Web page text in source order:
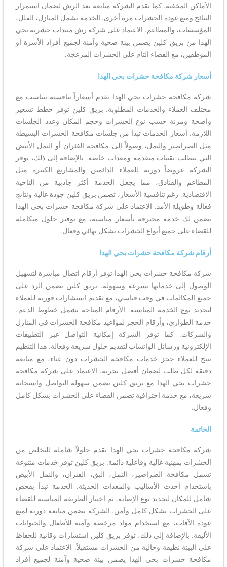
الأماكن المخفية. كما تقدم الشركة متابعة بعد الرش لضمان استمرار
النتائج ومنع عودة الحشرات مرة أخرى. الخدمة تشمل المنازل، الفلل،
المؤسسات، والمطاعم. الاعتماد على شركة رش مبيدات حشرية بحي
الهدا من بريق كلين يضمن بيئة صحية وآمنة لجميع أفراد الأسرة أو
الموظفين، مع القضاء التام على الحشرات المزعجة.
أسعار شركة مكافحة حشرات بحي الهدا
شركة مكافحة حشرات بحي الهدا تقدم أسعاراً تنافسية تتناسب مع
مختلف العملاء والخدمات المطلوبة. بريق كلين توفر خطط تسعير
واضحة ومرنة حسب نوع الحشرات وحجم المكان وعدد الجلسات
اللازمة. أسعار الخدمات تبدأ من جلسات مكافحة الحشرات البسيطة
مثل الصراصير والنمل، وصولاً إلى مكافحة الفئران أو النمل الأبيض
التي تتطلب تقنيات متقدمة ومعدات خاصة. بالإضافة إلى ذلك، توفر
الشركة عروضاً دورية للعملاء الدائمين والمشاريع الكبيرة مثل
المطاعم والفنادق، مما يجعل الخدمة أكثر جاذبية من الناحية
الاقتصادية. رغم تنافسية الأسعار، تضمن بريق كلين جودة عالية ونتائج
فعالة وطويلة الأمد. الاعتماد على شركة مكافحة حشرات بحي الهدا
يضمن لك خدمة محترفة بأسعار مناسبة، مع توفير حلول متكاملة
للقضاء على جميع أنواع الحشرات بشكل نهائي وفعال.
أرقام شركة مكافحة حشرات بحي الهدا
شركة مكافحة حشرات بحي الهدا توفر أرقام اتصال مباشرة لتسهيل
الوصول إلى خدماتها بسرعة وسهولة. بريق كلين تضمن الرد على
جميع المكالمات في وقت قياسي، مع تقديم استشارات فورية للعملاء
لتحديد نوع الخدمة المناسبة. الأرقام المتاحة تشمل خطوط الدعم،
خدمة الطوارئ، وأرقام الحجز لمواعيد مكافحة الحشرات في المنازل
والشركات. كما توفر الشركة إمكانية التواصل عبر التطبيقات
الإلكترونية ورسائل الواتساب لتقديم حلول سريعة وفعالة. هذا التنظيم
يتيح للعملاء حجز خدمات مكافحة الحشرات دون عناء، مع متابعة
دقيقة لكل طلب لضمان أفضل تجربة. الاعتماد على شركة مكافحة
حشرات بحي الهدا مع بريق كلين يضمن سهولة التواصل واستجابة
سريعة، مع خدمة احترافية تضمن القضاء على الحشرات بشكل كامل
وفعال.
الخاتمة
شركة مكافحة حشرات بحي الهدا تقدم حلولاً شاملة للتخلص من
الحشرات بمهنية عالية وفاعلية دائمة. بريق كلين توفر خدمات متنوعة
تشمل مكافحة الصراصير، النمل، البق، الفئران، والنمل الأبيض
باستخدام أحدث الأساليب والمعدات الحديثة. الخدمة تبدأ بفحص
شامل للمكان لتحديد نوع الإصابة، ثم اختيار الطريقة المناسبة للقضاء
على الحشرات بشكل كامل وآمن. الشركة تضمن متابعة دورية لمنع
عودة الآفات، مع استخدام مواد مرخصة وآمنة للأطفال والحيوانات
الأليفة. بالإضافة إلى ذلك، توفر بريق كلين استشارات وقائية للحفاظ
على البيئة نظيفة وخالية من الحشرات مستقبلاً. الاعتماد على شركة
مكافحة حشرات بحي الهدا يضمن بيئة صحية وآمنة لجميع أفراد